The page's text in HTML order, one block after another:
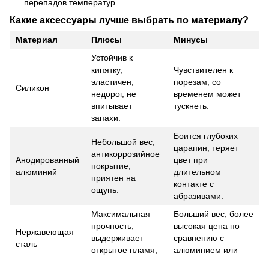
перепадов температур.
Какие аксессуары лучше выбрать по материалу?
Материал Плюсы Минусы
Силикон
Устойчив к
кипятку,
эластичен,
недорог, не
впитывает
запахи.
Чувствителен к
порезам, со
временем может
тускнеть.
Анодированный
алюминий
Небольшой вес,
антикоррозийное
покрытие,
приятен на
ощупь.
Боится глубоких
царапин, теряет
цвет при
длительном
контакте с
абразивами.
Нержавеющая
сталь
Максимальная
прочность,
выдерживает
открытое пламя,
Больший вес, более
высокая цена по
сравнению с
алюминием или